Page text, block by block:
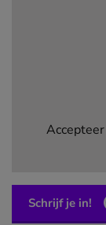
Leerklimaat
Accepteer
Schrijf je in!